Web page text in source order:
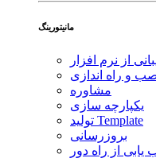
مانیتورینگ
از نرم افزار
و راه اندازی
مشاوره
یکپارچه سازی
تولید Template
بروزرسانی
یابی از راه دور